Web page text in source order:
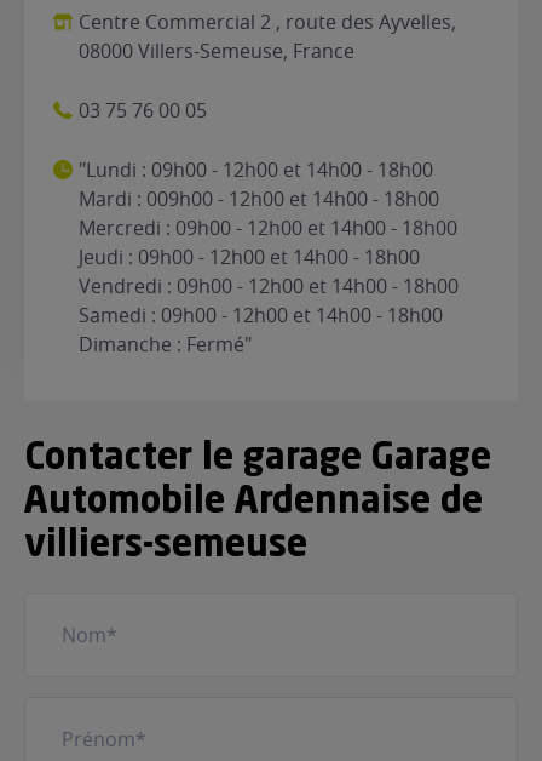
Centre Commercial 2 , route des Ayvelles,
08000 Villers-Semeuse, France
03 75 76 00 05
"Lundi : 09h00 - 12h00 et 14h00 - 18h00
Mardi : 009h00 - 12h00 et 14h00 - 18h00
Mercredi : 09h00 - 12h00 et 14h00 - 18h00
Jeudi : 09h00 - 12h00 et 14h00 - 18h00
Vendredi : 09h00 - 12h00 et 14h00 - 18h00
Samedi : 09h00 - 12h00 et 14h00 - 18h00
Dimanche : Fermé"
Contacter le garage Garage
Automobile Ardennaise de
villiers-semeuse